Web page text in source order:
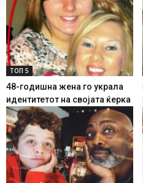
ТОП 5
48-годишна жена го украла
идентитетот на својата ќерка